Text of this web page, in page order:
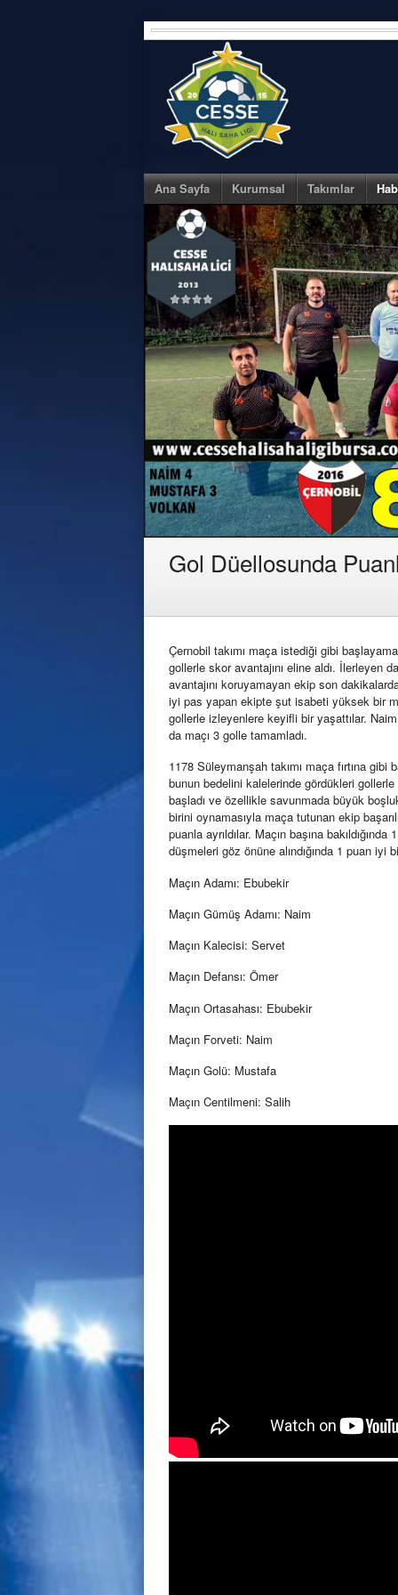
Skip
to
Ana Sayfa Kurumsal Takımlar
Gol Düellosunda
Çernobil takımı maça istediği gibi
gollerle skor avantajını eline aldı. İlerleyen
avantajını koruyamayan ekip son
iyi pas yapan ekipte şut isabeti yüksek bir
gollerle izleyenlere keyifli bir yaşattılar.
da maçı 3 golle tamamladı.
1178 Süleymanşah takımı maça fırtına gibi
bunun bedelini kalelerinde gördükleri
başladı ve özellikle savunmada büyük
birini oynamasıyla maça tutunan ekip
puanla ayrıldılar. Maçın başına
düşmeleri göz önüne alındığında 1 puan iyi
Maçın Adamı: Ebubekir
Maçın Gümüş Adamı: Naim
Maçın Kalecisi: Servet
Maçın Defansı: Ömer
Maçın Ortasahası: Ebubekir
Maçın Forveti: Naim
Maçın Golü: Mustafa
Maçın Centilmeni: Salih